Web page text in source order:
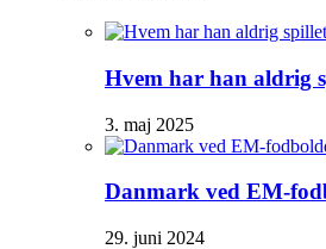
Hvem har han aldrig
3. maj 2025
Danmark ved EM-
29. juni 2024